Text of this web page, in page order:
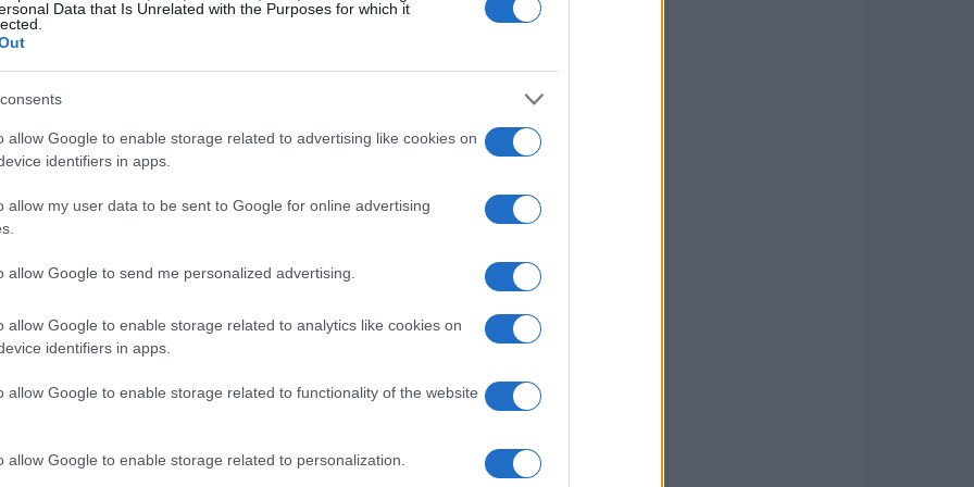
Data that Is Unrelated with the Purposes for which it
allow Google to enable storage related to advertising like cookies on
identifiers in apps.
allow my user data to be sent to Google for online advertising
allow Google to send me personalized advertising.
allow Google to enable storage related to analytics like cookies on
identifiers in apps.
allow Google to enable storage related to functionality of the website
allow Google to enable storage related to personalization.
Eduardo de Miguel, también resaltó la
que los autónomos y emprendedores